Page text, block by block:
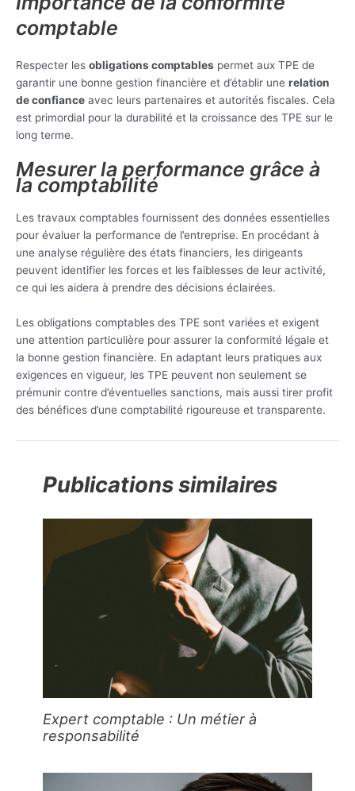
comptable
Respecter les obligations comptables permet aux TPE de
garantir une bonne gestion financière et d’établir une relation
de confiance avec leurs partenaires et autorités fiscales. Cela
est primordial pour la durabilité et la croissance des TPE sur le
long terme.
Mesurer la performance grâce à
la comptabilité
Les travaux comptables fournissent des données essentielles
pour évaluer la performance de l’entreprise. En procédant à
une analyse régulière des états financiers, les dirigeants
peuvent identifier les forces et les faiblesses de leur activité,
ce qui les aidera à prendre des décisions éclairées.
Les obligations comptables des TPE sont variées et exigent
une attention particulière pour assurer la conformité légale et
la bonne gestion financière. En adaptant leurs pratiques aux
exigences en vigueur, les TPE peuvent non seulement se
prémunir contre d’éventuelles sanctions, mais aussi tirer profit
des bénéfices d’une comptabilité rigoureuse et transparente.
Publications similaires
Expert comptable : Un métier à
responsabilité